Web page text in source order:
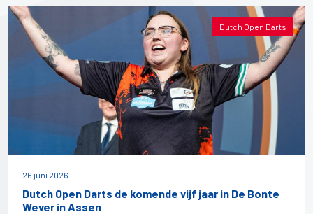
Dutch Open Darts
26 juni 2026
Dutch Open Darts de komende vijf jaar in De Bonte
Wever in Assen